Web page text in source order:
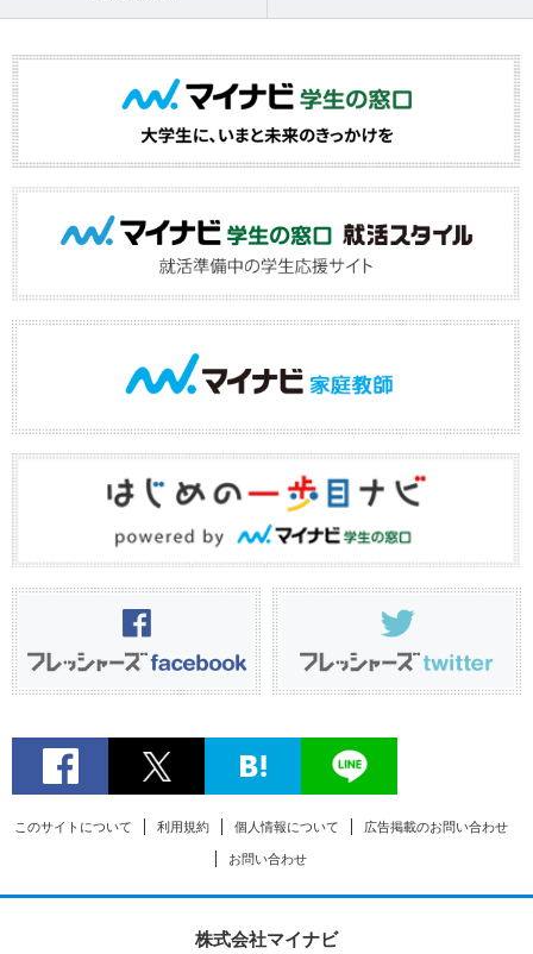
このサイトについて 利用規約 個人情報について 広告掲載のお問い合わせ
お問い合わせ
株式会社マイナビ